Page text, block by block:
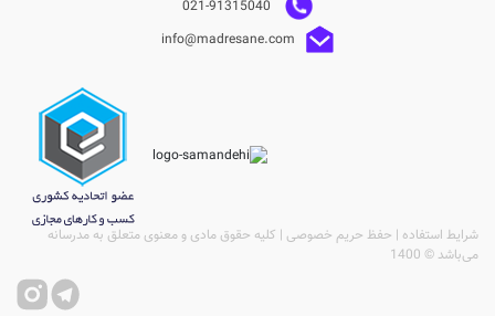
info@madresane.com
شرایط استفاده | حفظ حریم خصوصی | کلیه حقوق مادی و معنوی متعلق به مدرسانه
می‌باشد © 1400